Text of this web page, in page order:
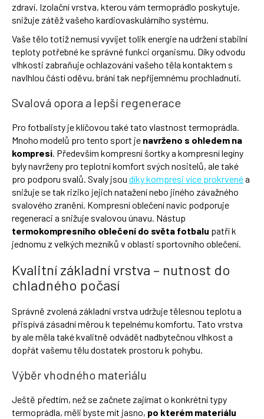
zdraví. Izolační vrstva, kterou vám termoprádlo poskytuje,
snižuje zátěž vašeho kardiovaskulárního systému.
Vaše tělo totiž nemusí vyvíjet tolik energie na udržení stabilní
teploty potřebné ke správné funkci organismu. Díky odvodu
vlhkosti zabraňuje ochlazování vašeho těla kontaktem s
navlhlou částí oděvu, brání tak nepříjemnému prochladnutí.
Svalová opora a lepší regenerace
Pro fotbalisty je klíčovou také tato vlastnost termoprádla.
Mnoho modelů pro tento sport je navrženo s ohledem na
kompresi. Především kompresní šortky a kompresní legíny
byly navrženy pro teplotní komfort svých nositelů, ale také
pro podporu svalů. Svaly jsou díky kompresi více prokrvenéa
snižuje se tak riziko jejich natažení nebo jiného závažného
svalového zranění. Kompresní oblečení navíc podporuje
regeneraci a snižuje svalovou únavu. Nástup
termokompresního oblečení do světa fotbalu patří k
jednomu z velkých mezníků v oblasti sportovního oblečení.
Kvalitní základní vrstva – nutnost do
chladného počasí
Správně zvolená základní vrstva udržuje tělesnou teplotu a
přispívá zásadní měrou k tepelnému komfortu. Tato vrstva
by ale měla také kvalitně odvádět nadbytečnou vlhkost a
dopřát vašemu tělu dostatek prostoru k pohybu.
Výběr vhodného materiálu
Ještě předtím, než se začnete zajímat o konkrétní typy
termoprádla, měli byste mít jasno, po kterém materiálu